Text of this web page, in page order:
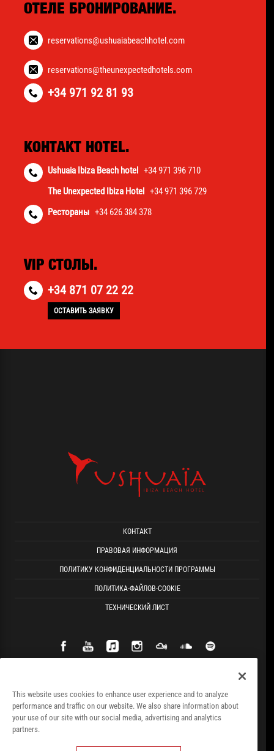
ОТЕЛЕ БРОНИРОВАНИЕ.
reservations@ushuaiabeachhotel.com
reservations@theunexpectedhotels.com
+34 971 92 81 93
КОНТАКТ HOTEL.
Ushuaia Ibiza Beach hotel +34 971 396 710
The Unexpected Ibiza Hotel +34 971 396 729
Рестораны +34 626 384 378
VIP СТОЛЫ.
+34 871 07 22 22
ОСТАВИТЬ ЗАЯВКУ
КОНТАКТ
ПРАВОВАЯ ИНФОРМАЦИЯ
ПОЛИТИКУ КОНФИДЕНЦИАЛЬНОСТИ ПРОГРАММЫ
ПОЛИТИКА-ФАЙЛОВ-COOKIE
ТЕХНИЧЕСКИЙ ЛИСТ
This website uses cookies to enhance user experience and to analyze
performance and traffic on our website. We also share information about
your use of our site with our social media, advertising and analytics
partners.